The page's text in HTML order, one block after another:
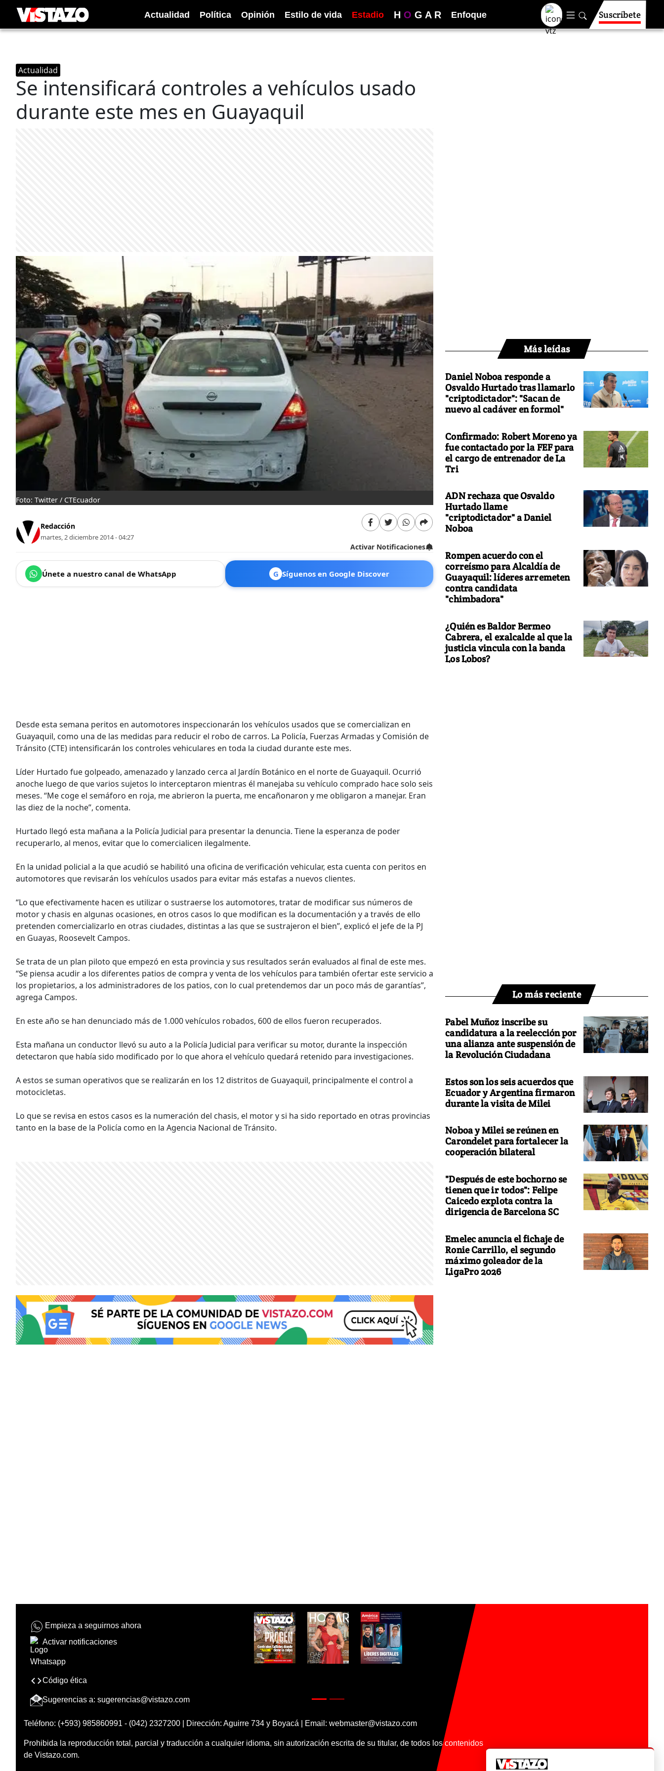
Actualidad Política Opinión Estilo de vida Estadio H O G A R Enfoque Suscríbete
Actualidad
Se intensificará controles a vehículos usado
durante este mes en Guayaquil
Foto: Twitter / CTEcuador
Redacción
martes, 2 diciembre 2014 - 04:27
Activar Notificaciones
Únete a nuestro canal de WhatsApp G Síguenos en Google Discover
Desde esta semana peritos en automotores inspeccionarán los vehículos usados que se comercializan en
Guayaquil, como una de las medidas para reducir el robo de carros. La Policía, Fuerzas Armadas y Comisión de
Tránsito (CTE) intensificarán los controles vehiculares en toda la ciudad durante este mes.
Líder Hurtado fue golpeado, amenazado y lanzado cerca al Jardín Botánico en el norte de Guayaquil. Ocurrió
anoche luego de que varios sujetos lo interceptaron mientras él manejaba su vehículo comprado hace solo seis
meses. “Me coge el semáforo en roja, me abrieron la puerta, me encañonaron y me obligaron a manejar. Eran
las diez de la noche”, comenta.
Hurtado llegó esta mañana a la Policía Judicial para presentar la denuncia. Tiene la esperanza de poder
recuperarlo, al menos, evitar que lo comercialicen ilegalmente.
En la unidad policial a la que acudió se habilitó una oficina de verificación vehicular, esta cuenta con peritos en
automotores que revisarán los vehículos usados para evitar más estafas a nuevos clientes.
“Lo que efectivamente hacen es utilizar o sustraerse los automotores, tratar de modificar sus números de
motor y chasis en algunas ocasiones, en otros casos lo que modifican es la documentación y a través de ello
pretenden comercializarlo en otras ciudades, distintas a las que se sustrajeron el bien”, explicó el jefe de la PJ
en Guayas, Roosevelt Campos.
Se trata de un plan piloto que empezó en esta provincia y sus resultados serán evaluados al final de este mes.
“Se piensa acudir a los diferentes patios de compra y venta de los vehículos para también ofertar este servicio a
los propietarios, a los administradores de los patios, con lo cual pretendemos dar un poco más de garantías”,
agrega Campos.
En este año se han denunciado más de 1.000 vehículos robados, 600 de ellos fueron recuperados.
Esta mañana un conductor llevó su auto a la Policía Judicial para verificar su motor, durante la inspección
detectaron que había sido modificado por lo que ahora el vehículo quedará retenido para investigaciones.
A estos se suman operativos que se realizarán en los 12 distritos de Guayaquil, principalmente el control a
motocicletas.
Lo que se revisa en estos casos es la numeración del chasis, el motor y si ha sido reportado en otras provincias
tanto en la base de la Policía como en la Agencia Nacional de Tránsito.
Más leídas
Daniel Noboa responde a
Osvaldo Hurtado tras llamarlo
"criptodictador": "Sacan de
nuevo al cadáver en formol"
Confirmado: Robert Moreno ya
fue contactado por la FEF para
el cargo de entrenador de La
Tri
ADN rechaza que Osvaldo
Hurtado llame
"criptodictador" a Daniel
Noboa
Rompen acuerdo con el
correísmo para Alcaldía de
Guayaquil: líderes arremeten
contra candidata
"chimbadora"
¿Quién es Baldor Bermeo
Cabrera, el exalcalde al que la
justicia vincula con la banda
Los Lobos?
Lo más reciente
Pabel Muñoz inscribe su
candidatura a la reelección por
una alianza ante suspensión de
la Revolución Ciudadana
Estos son los seis acuerdos que
Ecuador y Argentina firmaron
durante la visita de Milei
Noboa y Milei se reúnen en
Carondelet para fortalecer la
cooperación bilateral
"Después de este bochorno se
tienen que ir todos": Felipe
Caicedo explota contra la
dirigencia de Barcelona SC
Emelec anuncia el fichaje de
Ronie Carrillo, el segundo
máximo goleador de la
LigaPro 2026
Empieza a seguirnos ahora
Activar notificaciones
Código ética
Sugerencias a: sugerencias@vistazo.com
Teléfono: (+593) 985860991 - (042) 2327200 | Dirección: Aguirre 734 y Boyacá | Email: webmaster@vistazo.com
Prohibida la reproducción total, parcial y traducción a cualquier idioma, sin autorización escrita de su titular, de todos los contenidos
de Vistazo.com.